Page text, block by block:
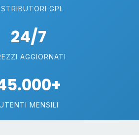
GPL
24/7
AGGIORNATI
MENSILI